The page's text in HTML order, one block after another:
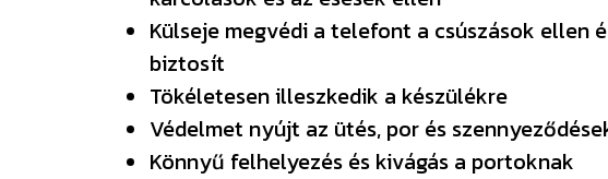
Külseje megvédi a telefont a csúszások ellen
biztosít
Tökéletesen illeszkedik a készülékre
Védelmet nyújt az ütés, por és
Könnyű felhelyezés és kivágás a portoknak